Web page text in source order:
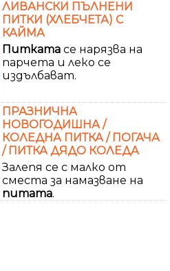
ЛИВАНСКИ ПЪЛНЕНИ
ПИТКИ (ХЛЕБЧЕТА) С
КАЙМА
Питката се нарязва на
парчета и леко се
издълбават.
ПРАЗНИЧНА
НОВОГОДИШНА /
КОЛЕДНА ПИТКА / ПОГАЧА
/ ПИТКА ДЯДО КОЛЕДА
Залепя се с малко от
сместа за намазване на
питата.